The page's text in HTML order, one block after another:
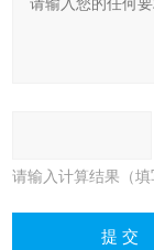
请输入计算结果（